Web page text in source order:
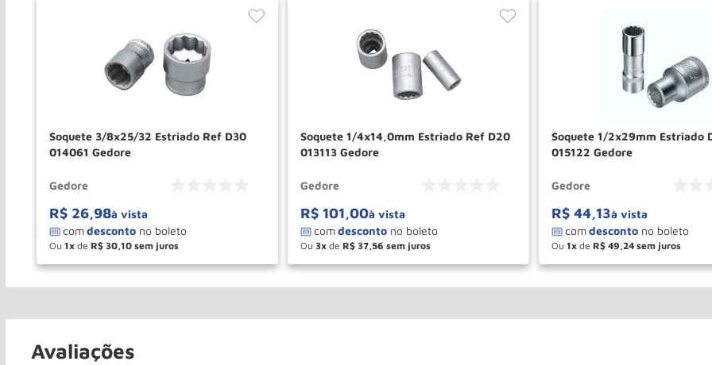
Soquete 3/8x25/32 Estriado Ref D30
014061 Gedore
Gedore
R$ 26,98à vista
Ou 1 de R$ 30 10
＋
－ COMPRAR
Soquete 1/4x14,0mm Estriado Ref D20
013113 Gedore
Gedore
R$ 101,00à vista
Ou 3 de R$ 37 56
＋
－ COMPRAR
Soquete 1/2x29mm Estriado
015122 Gedore
Gedore
R$ 44,13à vista
Ou 1 de R$ 49 24
＋
－
Avaliações